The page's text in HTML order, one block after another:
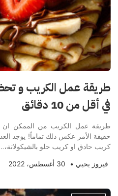
طريقة عمل الكريب و
في أقل من 10 دقائق
طريقة عمل الكريب من الممكن ان
حقيقة الأمر عكس ذلك تماماً! يوجد
كريب حادق او كريب حلو
فيروز يحيي • 30 أغسطس، 2022